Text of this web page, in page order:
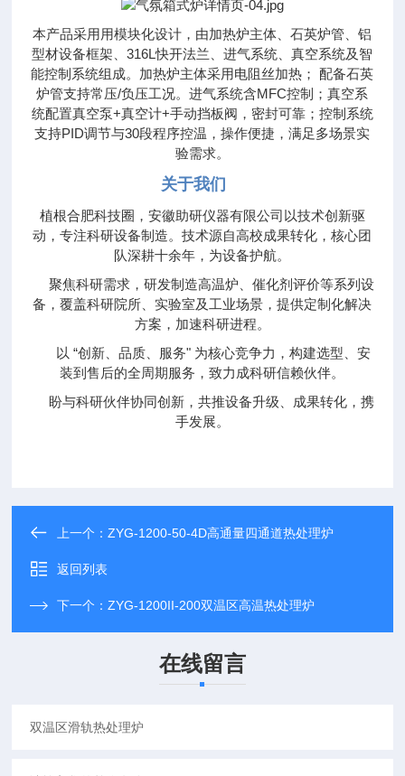
本产品采用用模块化设计，由加热炉主体、石英炉管、铝
型材设备框架、316L快开法兰、进气系统、真空系统及智
能控制系统组成。加热炉主体采用电阻丝加热； 配备石英
炉管支持常压/负压工况。进气系统含MFC控制；真空系
统配置真空泵+真空计+手动挡板阀，密封可靠；控制系统
支持PID调节与30段程序控温，操作便捷，满足多场景实
验需求。
关于我们
植根合肥科技圈，安徽助研仪器有限公司以技术创新驱
动，专注科研设备制造。技术源自高校成果转化，核心团
队深耕十余年，为设备护航。
聚焦科研需求，研发制造高温炉、催化剂评价等系列设
备，覆盖科研院所、实验室及工业场景，提供定制化解决
方案，加速科研进程。
以 “创新、品质、服务" 为核心竞争力，构建选型、安
装到售后的全周期服务，致力成科研信赖伙伴。
盼与科研伙伴协同创新，共推设备升级、成果转化，携
手发展。
上一个：ZYG-1200-50-4D高通量四通道热处理炉
返回列表
下一个：ZYG-1200II-200双温区高温热处理炉
在线留言